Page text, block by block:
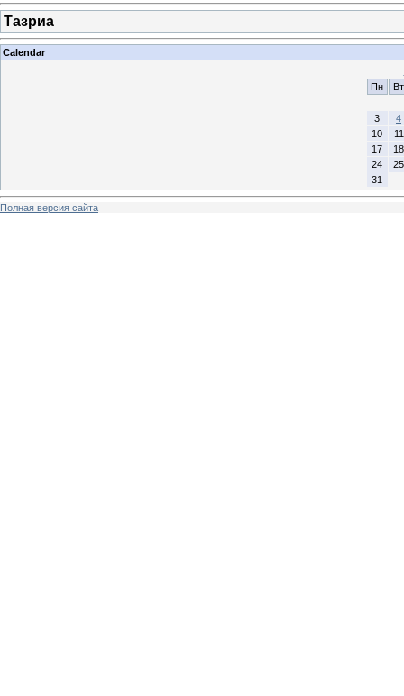
Тазриа
Calendar
Пн
Вт
3
4
10
11
17
18
24
25
31
Полная версия сайта